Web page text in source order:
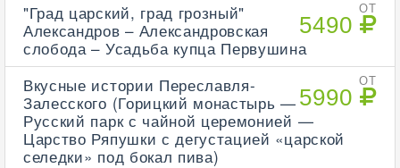
ОТ
5490
"Град царский, град грозный"
Александров – Александровская
слобода – Усадьба купца Первушина
ОТ
5990
Вкусные истории Переславля-
Залесского (Горицкий монастырь —
Русский парк с чайной церемонией —
Царство Ряпушки с дегустацией «царской
селедки» под бокал пива)